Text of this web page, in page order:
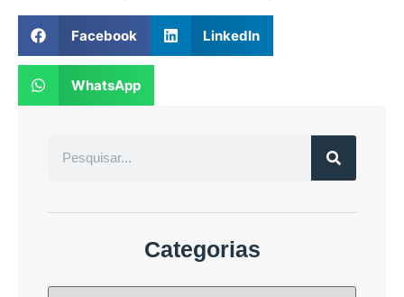
Facebook LinkedIn
WhatsApp
Categorias